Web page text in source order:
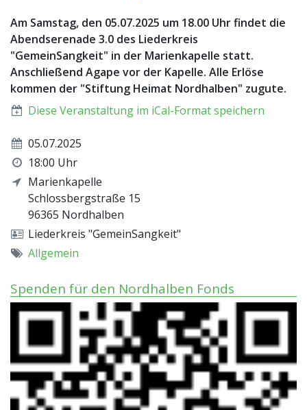
Am Samstag, den 05.07.2025 um 18.00 Uhr findet die
Abendserenade 3.0 des Liederkreis
"GemeinSangkeit" in der Marienkapelle statt.
Anschließend Agape vor der Kapelle. Alle Erlöse
kommen der "Stiftung Heimat Nordhalben" zugute.
Diese Veranstaltung im iCal-Format speichern
05.07.2025
18:00 Uhr
Marienkapelle
Schlossbergstraße 15
96365 Nordhalben
Liederkreis "GemeinSangkeit"
Allgemein
Spenden für den Nordhalben Fonds